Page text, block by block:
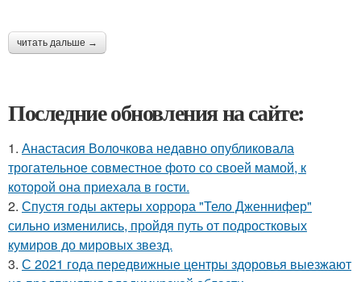
читать дальше →
Последние обновления на сайте:
1. Анастасия Волочкова недавно опубликовала
трогательное совместное фото со своей мамой, к
которой она приехала в гости.
2. Спустя годы актеры хоррора "Тело Дженнифер"
сильно изменились, пройдя путь от подростковых
кумиров до мировых звезд.
3. С 2021 года передвижные центры здоровья выезжают